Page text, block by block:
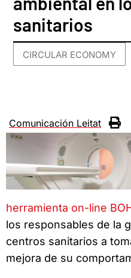
sanitarios
CIRCULAR ECONOMY
Comunicación Leitat
herramienta on-line
los responsables de la
centros sanitarios a
mejora de su